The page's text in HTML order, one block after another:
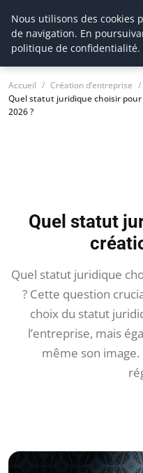
Ms Events Europe
Accueil
Création d’entreprise
Quel statut juridique choisir
2026 ?
Quel statut
Quel statut juridique
? Cette question
choix du statut
l’entreprise, mais
même son
Nous utilisons des cookies
de navigation. En
politique de confidentialité.